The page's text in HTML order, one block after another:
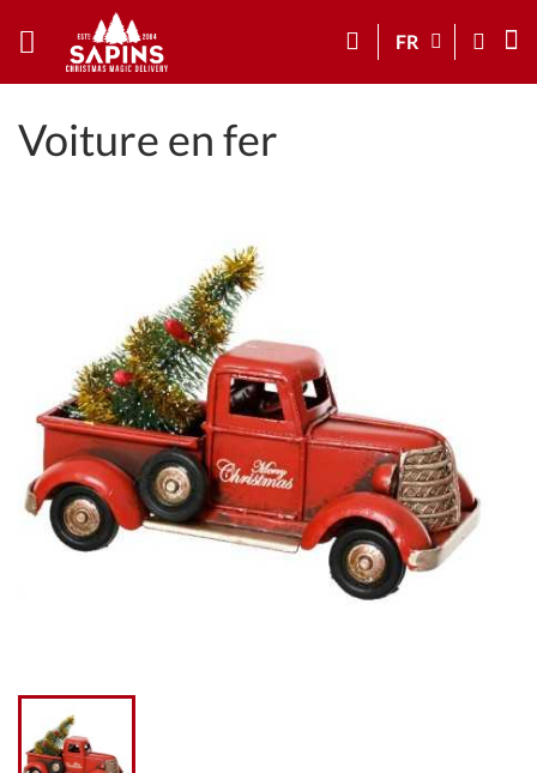
FR
Voiture en fer